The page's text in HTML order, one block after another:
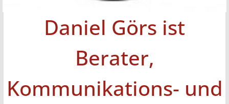
Daniel Görs ist
Berater,
Kommunikations- und